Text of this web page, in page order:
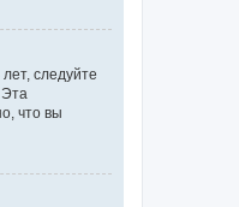
следуйте
Эта
что вы